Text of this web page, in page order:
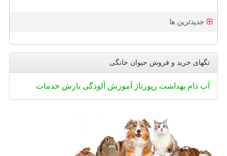
جدیدترین ها
تگهای خرید و فروش حیوان خانگی
آب دام بهداشت رپورتاژ آموزش آلودگی بارش خدمات